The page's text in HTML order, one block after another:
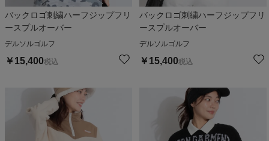
バックロゴ刺繍ハーフジップフリ
ースプルオーバー
デルソルゴルフ
￥ 15,400税込
バックロゴ刺繍ハーフジップフリ
ースプルオーバー
デルソルゴルフ
￥ 15,400税込